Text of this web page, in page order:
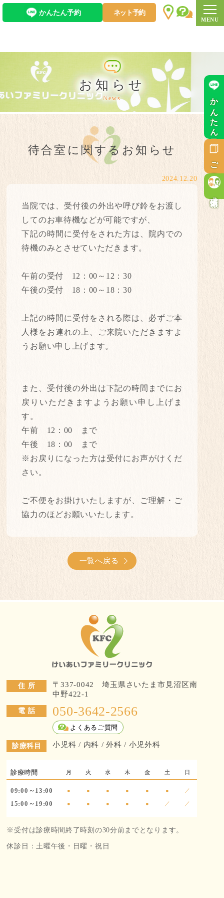
かんたん予約 ネット予約
かんたん予約
ご意見箱
お知らせ
News
待合室に関するお知らせ
2024.12.20
当院では、受付後の外出や呼び鈴をお渡し
してのお車待機などが可能ですが、
下記の時間に受付をされた方は、院内での
待機のみとさせていただきます。
午前の受付 12：00～12：30
午後の受付 18：00～18：30
上記の時間に受付をされる際は、必ずご本
人様をお連れの上、ご来院いただきますよ
うお願い申し上げます。
また、受付後の外出は下記の時間までにお
戻りいただきますようお願い申し上げま
す。
午前 12：00 まで
午後 18：00 まで
※お戻りになった方は受付にお声がけくだ
さい。
ご不便をお掛けいたしますが、ご理解・ご
協力のほどお願いいたします。
一覧へ戻る
住 所
〒337-0042 埼玉県さいたま市見沼区南
中野422-1
電 話 050-3642-2566
よくあるご質問
診療科目 小児科 / 内科 / 外科 / 小児外科
診療時間 月 火 水 木 金 土 日
09:00～13:00 ● ● ● ● ● ● ／
15:00～19:00 ● ● ● ● ● ／ ／
※受付は診療時間終了時刻の30分前までとなります。
休診日：土曜午後・日曜・祝日